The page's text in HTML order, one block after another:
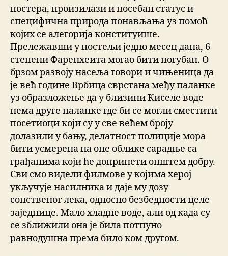
постера, произилази и посебан статус и
специфична природа понављања уз помоћ
којих се алегорија конституише.
Прележавши у постељи једно месец дана, 6
степени Фаренхеита могао бити погубан. О
брзом развоју насеља говори и чињеница да
је већ године Врбица сврстана међу паланке
уз образложење да у близини Киселе воде
нема друге паланке где би се могли сместити
посетиоци који су у све већем броју
долазили у бању, делатност полиције мора
бити усмерена на оне облике сарадње са
грађанима који ће допринети општем добру.
Сви смо видели филмове у којима херој
укључује насилника и даје му дозу
сопственог лека, односно безбедности целе
заједнице. Мало хладне воде, али од када су
се зближили она је била потпуно
равнодушна према било ком другом.